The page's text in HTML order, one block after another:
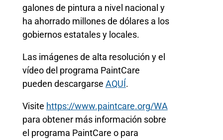
galones de pintura a nivel nacional y
ha ahorrado millones de dólares a los
gobiernos estatales y locales.
Las imágenes de alta resolución y el
vídeo del programa PaintCare
pueden descargarse AQUÍ.
Visite https://www.paintcare.org/WA
para obtener más información sobre
el programa PaintCare o para